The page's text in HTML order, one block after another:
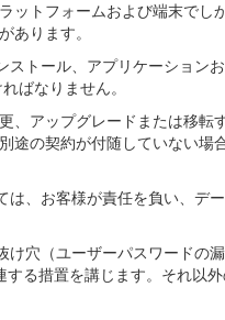
トフォームおよび端末で
あります。
トール、アプリケーション
ばなりません。
アップグレードまたは移転
の契約が付随していない場
、お客様が責任を負い、デ
穴（ユーザーパスワードの
る措置を講じます。それ以